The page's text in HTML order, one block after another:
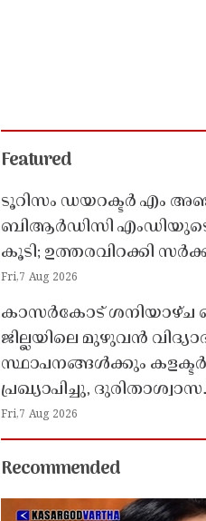
Featured
ടൂറിസം ഡയറക്ടർ എം
ബിആർഡിസി
കൂടി; ഉത്തരവിറക്കി
Fri,7 Aug 2026
കാസർകോട് ശനിയാഴ്ച
ജില്ലയിലെ മുഴുവൻ
സ്ഥാപനങ്ങൾക്കും
പ്രഖ്യാപിച്ചു, ദുരിതാശ്വാസ
പ്രവർത്തനങ്ങൾക്ക്
Fri,7 Aug 2026
Recommended